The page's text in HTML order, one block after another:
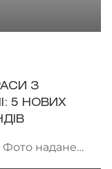
З
5 НОВИХ
Фото надане